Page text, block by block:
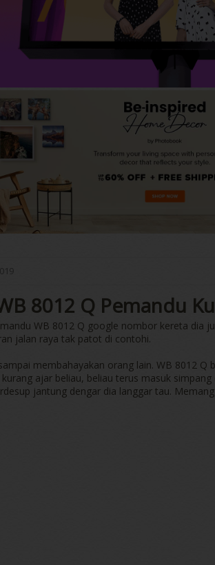
8012 Q Pemandu
WB 8012 Q google nombor kereta dia
jalan raya tak patot di contohi.
membahayakan orang lain. WB 8012 Q
ajar beliau, beliau terus masuk
jantung dengar dia langgar tau.